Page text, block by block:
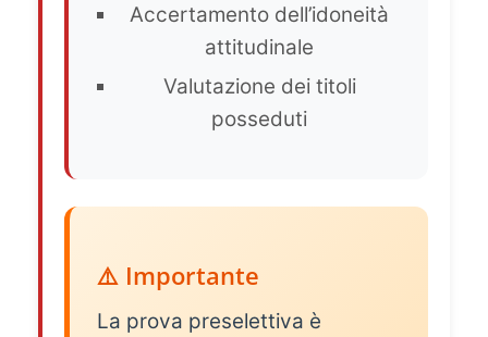
Accertamento dell’idoneità
attitudinale
Valutazione dei titoli
posseduti
⚠️ Importante
La prova preselettiva è